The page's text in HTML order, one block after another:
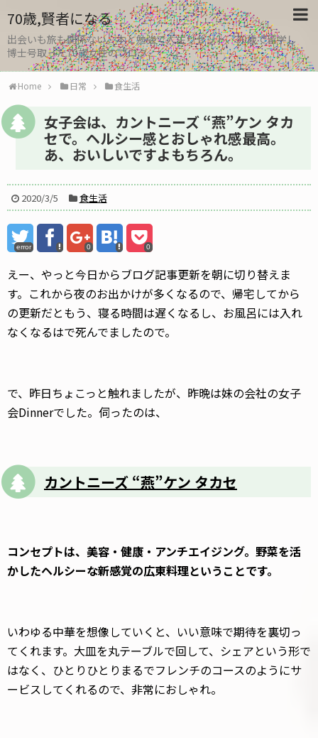
70歳,賢者になる
出会いも旅も関係ない。本と勉強で人生リセット、30歳で留学し
博士号取った70歳女性のブログ
Home 日常 食生活
女子会は、カントニーズ “燕”ケン タカ
セで。ヘルシー感とおしゃれ感最高。
あ、おいしいですよもちろん。
2020/3/5 食生活
error 0 0
えー、やっと今日からブログ記事更新を朝に切り替えま
す。これから夜のお出かけが多くなるので、帰宅してから
の更新だともう、寝る時間は遅くなるし、お風呂には入れ
なくなるはで死んでましたので。
で、昨日ちょこっと触れましたが、昨晩は妹の会社の女子
会Dinnerでした。伺ったのは、
カントニーズ “燕”ケン タカセ
コンセプトは、美容・健康・アンチエイジング。野菜を活
かしたヘルシーな新感覚の広東料理ということです。
いわゆる中華を想像していくと、いい意味で期待を裏切っ
てくれます。大皿を丸テーブルで回して、シェアという形で
はなく、ひとりひとりまるでフレンチのコースのようにサ
ービスしてくれるので、非常におしゃれ。